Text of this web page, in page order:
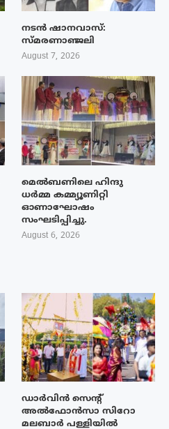
നടൻ ഷാനവാസ്:
സ്മരണാഞ്ജലി
August 7, 2026
മെൽബണിലെ ഹിന്ദു
ധർമ്മ കമ്മ്യൂണിറ്റി
ഓണാഘോഷം
സംഘടിപ്പിച്ചു.
August 6, 2026
ഡാർവിൻ സെന്റ്
അൽഫോൻസാ സിറോ
മലബാർ പള്ളിയിൽ